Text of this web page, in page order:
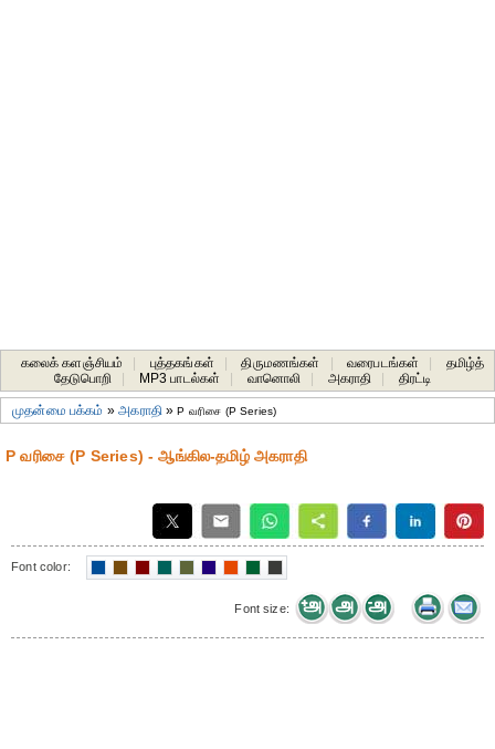
கலைக் களஞ்சியம் புத்தகங்கள் திருமணங்கள் வரைபடங்கள்
தமிழ்த்
தேடுபொறி
MP3 பாடல்கள் வானொலி அகராதி திரட்டி
முதன்மை பக்கம் »அகராதி»P வரிசை (P Series)
P வரிசை (P Series) - ஆங்கில-தமிழ் அகராதி
Font color:
Font size: